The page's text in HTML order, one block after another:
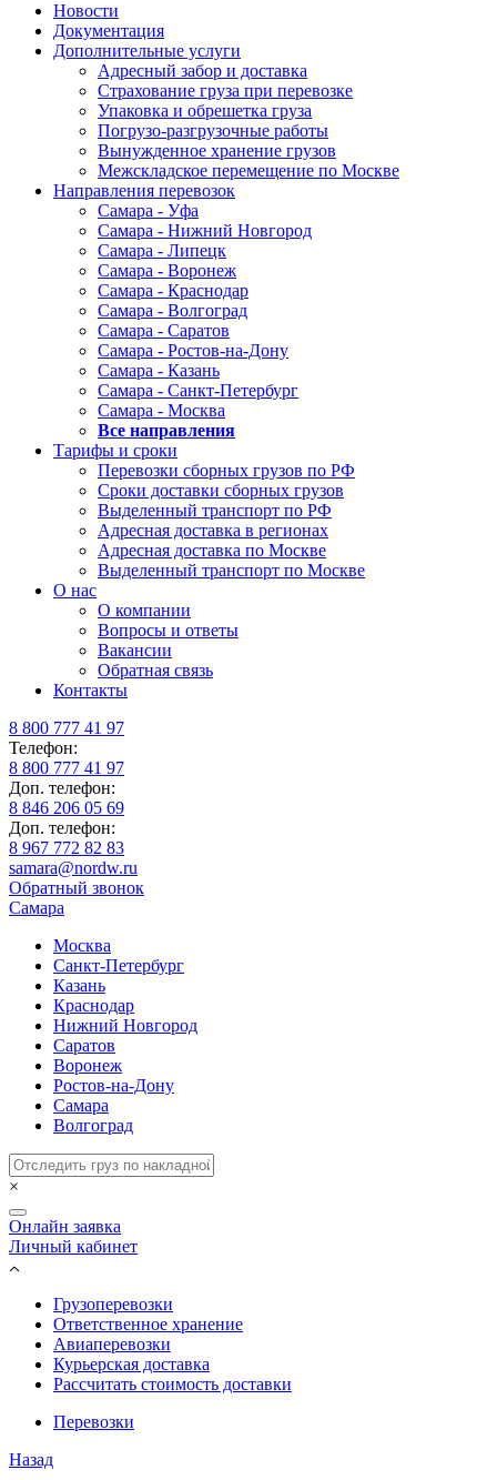
Новости
Документация
Дополнительные услуги
Адресный забор и доставка
Страхование груза при перевозке
Упаковка и обрешетка груза
Погрузо-разгрузочные работы
Вынужденное хранение грузов
Межскладское перемещение по Москве
Направления перевозок
Самара - Уфа
Самара - Нижний Новгород
Самара - Липецк
Самара - Воронеж
Самара - Краснодар
Самара - Волгоград
Самара - Саратов
Самара - Ростов-на-Дону
Самара - Казань
Самара - Санкт-Петербург
Самара - Москва
Все направления
Тарифы и сроки
Перевозки сборных грузов по РФ
Сроки доставки сборных грузов
Выделенный транспорт по РФ
Адресная доставка в регионах
Адресная доставка по Москве
Выделенный транспорт по Москве
О нас
О компании
Вопросы и ответы
Вакансии
Обратная связь
Контакты
8 800 777 41 97
Телефон:
8 800 777 41 97
Доп. телефон:
8 846 206 05 69
Доп. телефон:
8 967 772 82 83
samara@nordw.ru
Обратный звонок
Самара
Москва
Санкт-Петербург
Казань
Краснодар
Нижний Новгород
Саратов
Воронеж
Ростов-на-Дону
Самара
Волгоград
×
Онлайн заявка
Личный кабинет
Грузоперевозки
Ответственное хранение
Авиаперевозки
Курьерская доставка
Рассчитать стоимость доставки
Перевозки
Назад